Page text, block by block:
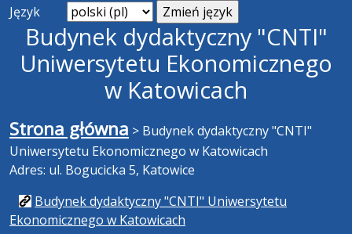
Język
Budynek dydaktyczny "CNTI"
Uniwersytetu Ekonomicznego
w Katowicach
Strona główna > Budynek dydaktyczny "CNTI"
Uniwersytetu Ekonomicznego w Katowicach
Adres: ul. Bogucicka 5, Katowice
Budynek dydaktyczny "CNTI" Uniwersytetu
Ekonomicznego w Katowicach